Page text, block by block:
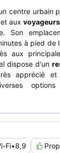
centre urbain
et aux
Son
à pied de
aux
dispose d'un
apprécié
pour assurer
Fi•8,9